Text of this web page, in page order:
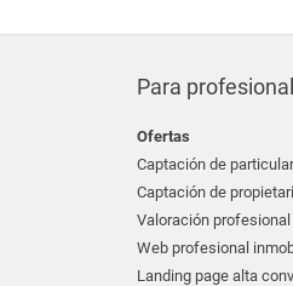
Para
Ofertas
Captación de
Captación de
Valoración profesional
Web profesional
Landing page alta